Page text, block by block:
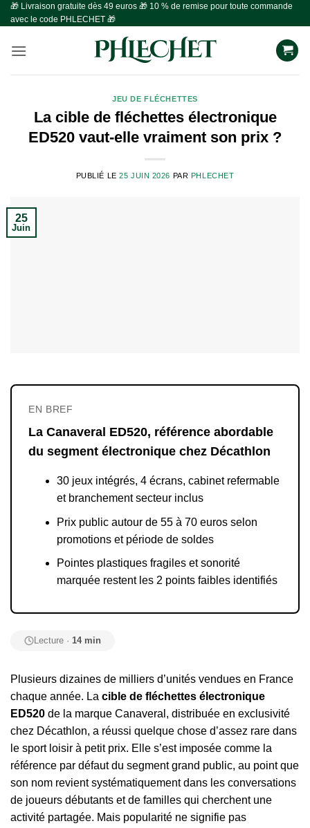
Passer
au
🎁 Livraison gratuite dès 49 euros 🎁 10 % de remise pour toute commande
avec le code PHLECHET 🎁
JEU DE FLÉCHETTES
La cible de fléchettes électronique
ED520 vaut-elle vraiment son prix ?
PUBLIÉ LE25 JUIN 2026 PAR PHLECHET
25
Juin
EN BREF
La Canaveral ED520, référence abordable
du segment électronique chez Décathlon
30 jeux intégrés, 4 écrans, cabinet refermable
et branchement secteur inclus
Prix public autour de 55 à 70 euros selon
promotions et période de soldes
Pointes plastiques fragiles et sonorité
marquée restent les 2 points faibles identifiés
Lecture · 14 min
Plusieurs dizaines de milliers d’unités vendues en France
chaque année. La cible de fléchettes électronique
ED520 de la marque Canaveral, distribuée en exclusivité
chez Décathlon, a réussi quelque chose d’assez rare dans
le sport loisir à petit prix. Elle s’est imposée comme la
référence par défaut du segment grand public, au point que
son nom revient systématiquement dans les conversations
de joueurs débutants et de familles qui cherchent une
activité partagée. Mais popularité ne signifie pas